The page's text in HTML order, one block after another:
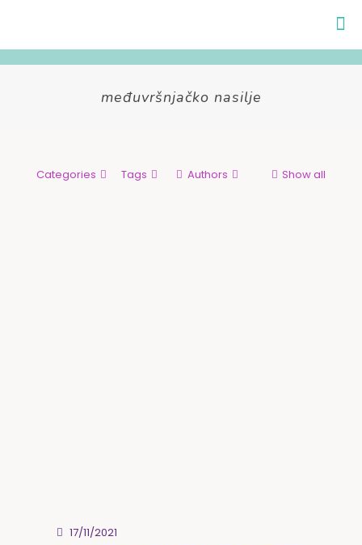
međuvršnjačko nasilje
Categories Tags Authors Show all
17/11/2021